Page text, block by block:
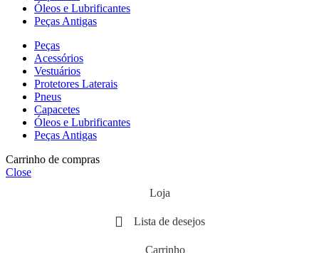
Óleos e Lubrificantes
Peças Antigas
Peças
Acessórios
Vestuários
Protetores Laterais
Pneus
Capacetes
Óleos e Lubrificantes
Peças Antigas
Carrinho de compras
Close
Loja
Lista de desejos
Carrinho